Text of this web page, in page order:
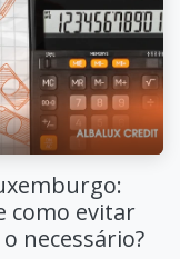
como evitar
necessário?